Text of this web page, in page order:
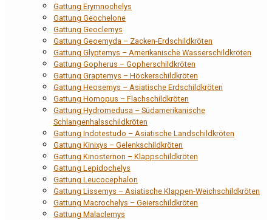
Gattung Erymnochelys
Gattung Geochelone
Gattung Geoclemys
Gattung Geoemyda – Zacken-Erdschildkröten
Gattung Glyptemys – Amerikanische Wasserschildkröten
Gattung Gopherus – Gopherschildkröten
Gattung Graptemys – Höckerschildkröten
Gattung Heosemys – Asiatische Erdschildkröten
Gattung Homopus – Flachschildkröten
Gattung Hydromedusa – Südamerikanische
Schlangenhalsschildkröten
Gattung Indotestudo – Asiatische Landschildkröten
Gattung Kinixys – Gelenkschildkröten
Gattung Kinosternon – Klappschildkröten
Gattung Lepidochelys
Gattung Leucocephalon
Gattung Lissemys – Asiatische Klappen-Weichschildkröten
Gattung Macrochelys – Geierschildkröten
Gattung Malaclemys